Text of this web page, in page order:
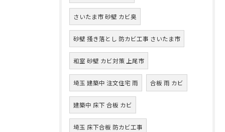
さいたま市 砂壁 カビ臭
砂壁 掻き落とし 防カビ工事 さいたま市
和室 砂壁 カビ対策 上尾市
埼玉 建築中 注文住宅 雨 合板 雨 カビ
建築中 床下 合板 カビ
埼玉 床下合板 防カビ工事